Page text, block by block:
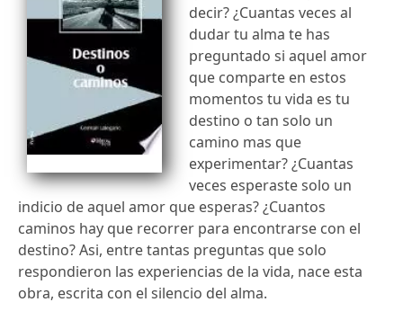
decir? ¿Cuantas veces al
dudar tu alma te has
preguntado si aquel amor
que comparte en estos
momentos tu vida es tu
destino o tan solo un
camino mas que
experimentar? ¿Cuantas
veces esperaste solo un
indicio de aquel amor que esperas? ¿Cuantos
caminos hay que recorrer para encontrarse con el
destino? Asi, entre tantas preguntas que solo
respondieron las experiencias de la vida, nace esta
obra, escrita con el silencio del alma.